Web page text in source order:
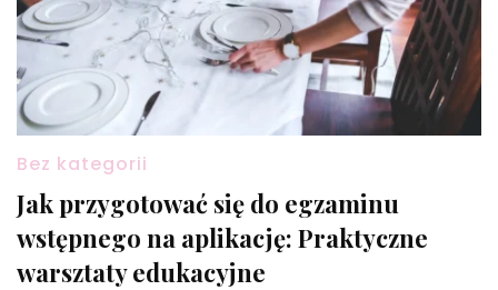
Bez kategorii
Jak przygotować się do egzaminu
wstępnego na aplikację: Praktyczne
warsztaty edukacyjne